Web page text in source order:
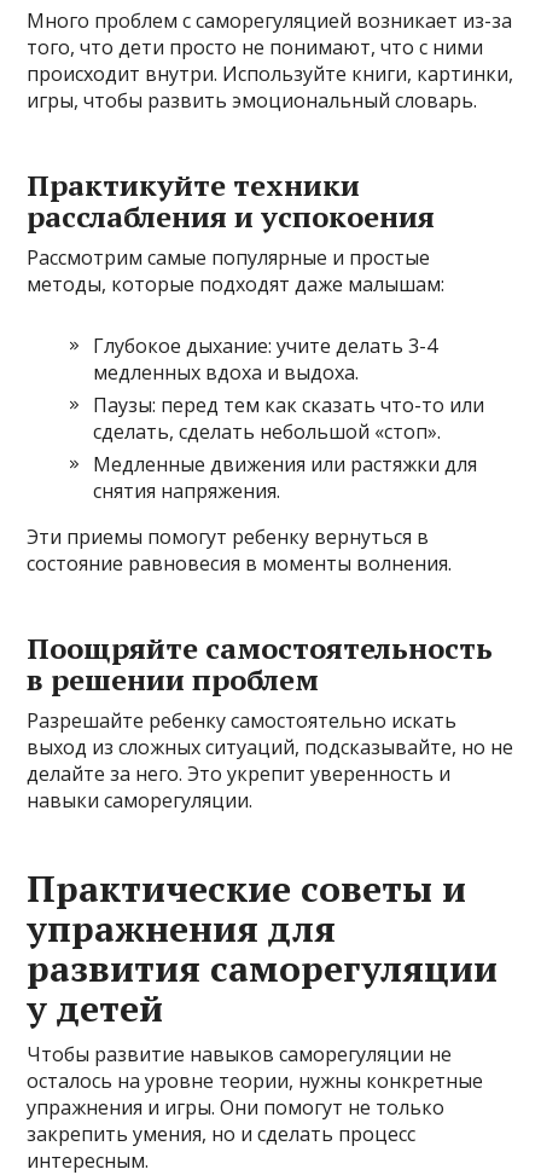
Много проблем с саморегуляцией возникает из-за
того, что дети просто не понимают, что с ними
происходит внутри. Используйте книги, картинки,
игры, чтобы развить эмоциональный словарь.
Практикуйте техники
расслабления и успокоения
Рассмотрим самые популярные и простые
методы, которые подходят даже малышам:
Глубокое дыхание: учите делать 3-4
медленных вдоха и выдоха.
Паузы: перед тем как сказать что-то или
сделать, сделать небольшой «стоп».
Медленные движения или растяжки для
снятия напряжения.
Эти приемы помогут ребенку вернуться в
состояние равновесия в моменты волнения.
Поощряйте самостоятельность
в решении проблем
Разрешайте ребенку самостоятельно искать
выход из сложных ситуаций, подсказывайте, но не
делайте за него. Это укрепит уверенность и
навыки саморегуляции.
Практические советы и
упражнения для
развития саморегуляции
у детей
Чтобы развитие навыков саморегуляции не
осталось на уровне теории, нужны конкретные
упражнения и игры. Они помогут не только
закрепить умения, но и сделать процесс
интересным.